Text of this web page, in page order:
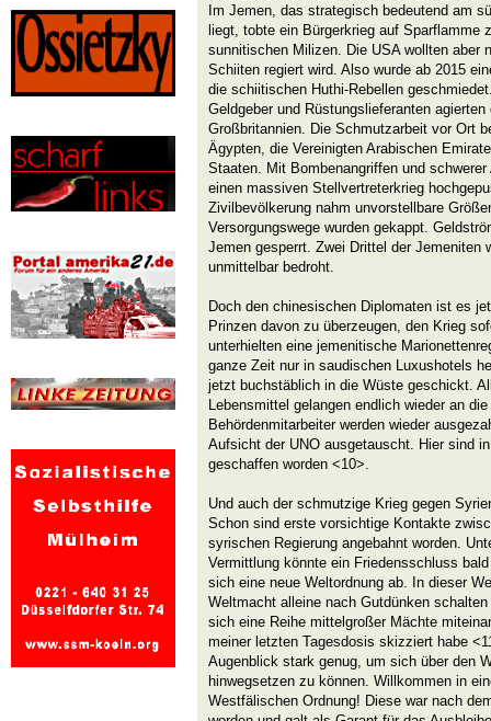
Im Jemen, das strategisch bedeutend am
liegt, tobte ein Bürgerkrieg auf Sparflamme
sunnitischen Milizen. Die USA wollten aber
Schiiten regiert wird. Also wurde ab 2015
die schiitischen Huthi-Rebellen
Geldgeber und Rüstungslieferanten
Großbritannien. Die Schmutzarbeit vor Ort
Ägypten, die Vereinigten Arabischen
Staaten. Mit Bombenangriffen und
einen massiven Stellvertreterkrieg
Zivilbevölkerung nahm unvorstellbare
Versorgungswege wurden gekappt.
Jemen gesperrt. Zwei Drittel der Jemeniten
unmittelbar bedroht.
Doch den chinesischen Diplomaten ist es
Prinzen davon zu überzeugen, den Krieg
unterhielten eine jemenitische
ganze Zeit nur in saudischen Luxushotels
jetzt buchstäblich in die Wüste geschickt.
Lebensmittel gelangen endlich wieder an
Behördenmitarbeiter werden wieder
Aufsicht der UNO ausgetauscht. Hier sind
geschaffen worden <10>.
Und auch der schmutzige Krieg gegen
Schon sind erste vorsichtige Kontakte
syrischen Regierung angebahnt worden.
Vermittlung könnte ein Friedensschluss
sich eine neue Weltordnung ab. In dieser
Weltmacht alleine nach Gutdünken
sich eine Reihe mittelgroßer Mächte
meiner letzten Tagesdosis skizziert habe
Augenblick stark genug, um sich über den
hinwegsetzen zu können. Willkommen in
Westfälischen Ordnung! Diese war nach